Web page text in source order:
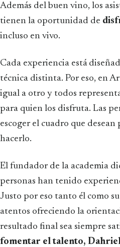
Además del buen vino, los
tienen la oportunidad de
incluso en vivo.
Cada experiencia está
técnica distinta. Por eso, en
igual a otro y todos
para quien los disfruta. Las
escoger el cuadro que
hacerlo.
El fundador de la academia
personas han tenido
Justo por eso tanto él como
atentos ofreciendo la
resultado final sea siempre
fomentar el talento,